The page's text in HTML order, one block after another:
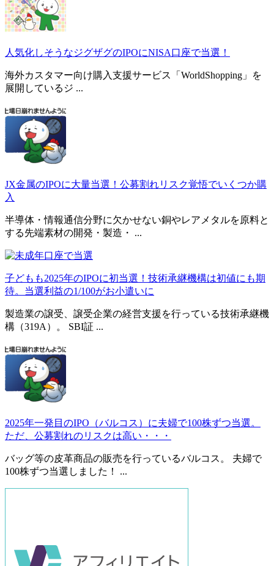
人気化しそうなジグザグのIPOにNISA口座で当選！
海外カスタマー向け購入支援サービス「WorldShopping」を
展開しているジ ...
JX金属のIPOに大量当選！公募割れリスク覚悟でいくつか購
入
半導体・情報通信分野に欠かせない銅やレアメタルを原料と
する先端素材の開発・製造・ ...
子どもも2025年のIPOに初当選！技術承継機構は初値にも期
待。当選利益の1/100がお小遣いに
製造業の譲受、譲受企業の経営支援を行っている技術承継機
構（319A）。 SBI証 ...
2025年一発目のIPO（バルコス）に夫婦で100株ずつ当選。
ただ、公募割れのリスクは高い・・・
バッグ等の皮革商品の販売を行っているバルコス。 夫婦で
100株ずつ当選しました！ ...